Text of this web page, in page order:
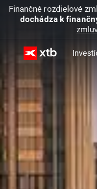
Finančné rozdielové
dochádza k